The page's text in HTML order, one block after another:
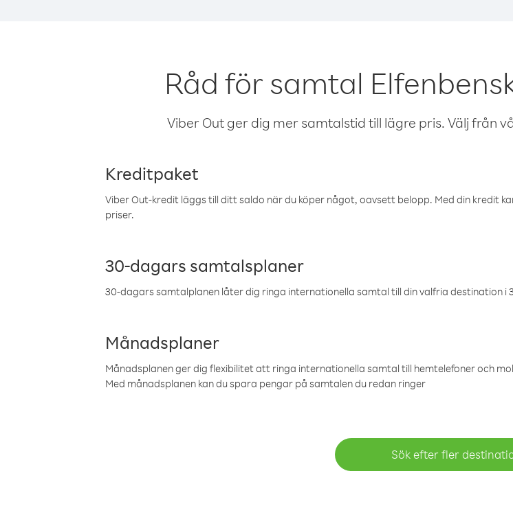
Råd för samtal
Viber Out ger dig mer samtalstid till lägre pris. Välj från
Kreditpaket
Viber Out-kredit läggs till ditt saldo när du köper något, oavsett belopp. Med din kredit
priser.
30-dagars samtalsplaner
30-dagars samtalplanen låter dig ringa internationella samtal till din valfria destination i
Månadsplaner
Månadsplanen ger dig flexibilitet att ringa internationella samtal till hemtelefoner och
Med månadsplanen kan du spara pengar på samtalen du redan ringer
Sök efter fler